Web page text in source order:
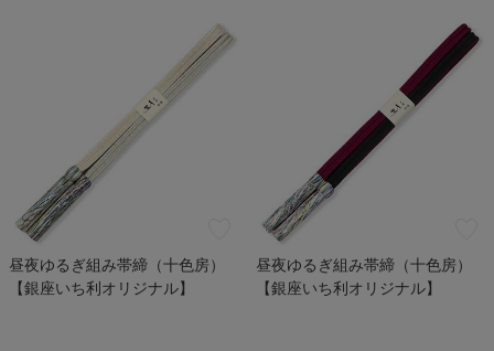
昼夜ゆるぎ組み帯締（十色房）
【銀座いち利オリジナル】
昼夜ゆるぎ組み帯締（十色房）
【銀座いち利オリジナル】